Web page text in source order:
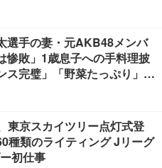
選手の妻・元AKB48メンバ
惨敗」1歳息子への手料理披
ス完璧」「野菜たっぷり」の
東京スカイツリー点灯式登
種類のライティング Jリーグ
初仕事